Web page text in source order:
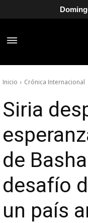
Inicio Crónica Internacional
Siria
de
desafío
un país